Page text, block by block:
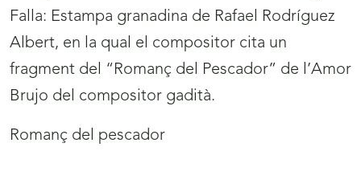
Falla: Estampa granadina de Rafael Rodríguez
Albert, en la qual el compositor cita un
fragment del “Romanç del Pescador” de l’Amor
Brujo del compositor gadità.
Romanç del pescador